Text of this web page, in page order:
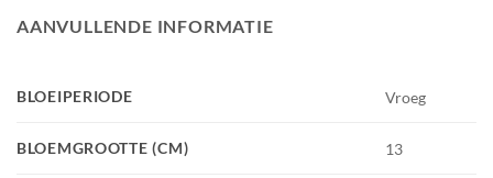
AANVULLENDE INFORMATIE
BLOEIPERIODE Vroeg
BLOEMGROOTTE (CM) 13